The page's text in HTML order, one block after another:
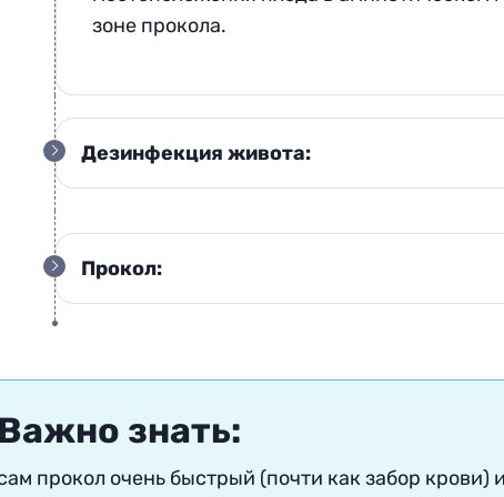
зоне прокола.
Дезинфекция живота:
Прокол:
знать:
прокол очень быстрый (почти как забор крови)